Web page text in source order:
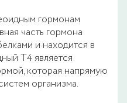
гормонам
часть гормона
и находится в
Т4 является
которая напрямую
организма.